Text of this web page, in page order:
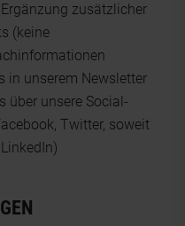
zusätzlicher
(keine
in unserem Newsletter
über unsere Social-
Twitter, soweit